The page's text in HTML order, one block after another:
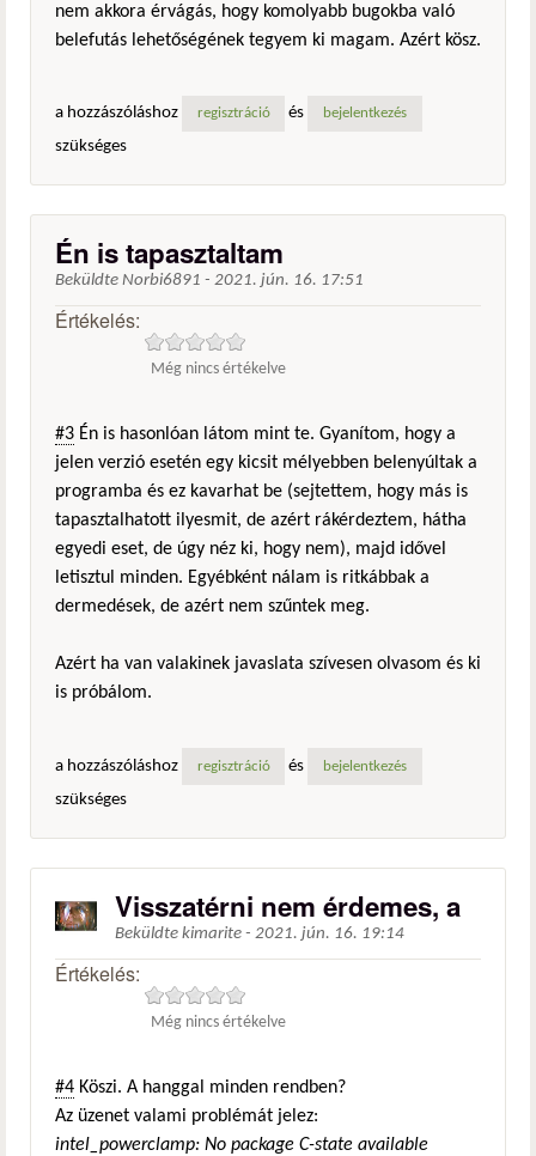
nem akkora érvágás, hogy komolyabb bugokba való
belefutás lehetőségének tegyem ki magam. Azért kösz.
a hozzászóláshoz regisztráció és bejelentkezés
szükséges
Én is tapasztaltam
Beküldte Norbi6891 - 2021. jún. 16. 17:51
Értékelés:
Még nincs értékelve
#3 Én is hasonlóan látom mint te. Gyanítom, hogy a
jelen verzió esetén egy kicsit mélyebben belenyúltak a
programba és ez kavarhat be (sejtettem, hogy más is
tapasztalhatott ilyesmit, de azért rákérdeztem, hátha
egyedi eset, de úgy néz ki, hogy nem), majd idővel
letisztul minden. Egyébként nálam is ritkábbak a
dermedések, de azért nem szűntek meg.
Azért ha van valakinek javaslata szívesen olvasom és ki
is próbálom.
a hozzászóláshoz regisztráció és bejelentkezés
szükséges
Visszatérni nem érdemes, a
Beküldte kimarite - 2021. jún. 16. 19:14
Értékelés:
Még nincs értékelve
#4 Köszi. A hanggal minden rendben?
Az üzenet valami problémát jelez:
intel_powerclamp: No package C-state available